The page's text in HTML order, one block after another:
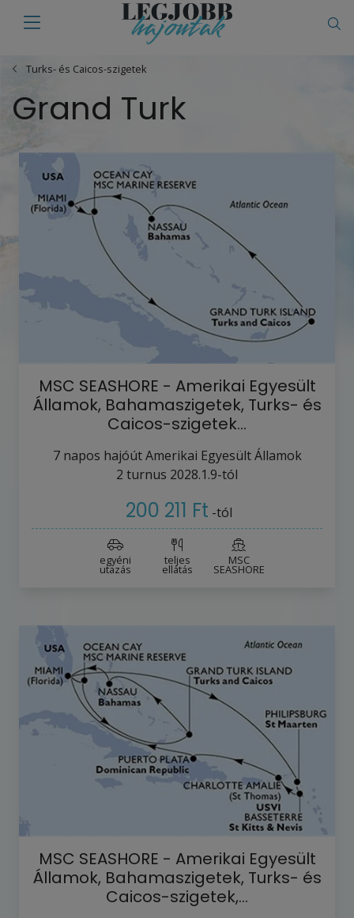
Turks- és Caicos-szigetek
Grand Turk
MSC SEASHORE - Amerikai Egyesült
Államok, Bahamaszigetek, Turks- és
Caicos-szigetek…
7napos hajóútAmerikai Egyesült Államok
2 turnus 2028.1.9-tól
200 211 Ft -tól
egyéni
utazás
teljes
ellátás
MSC
SEASHORE
MSC SEASHORE - Amerikai Egyesült
Államok, Bahamaszigetek, Turks- és
Caicos-szigetek,…